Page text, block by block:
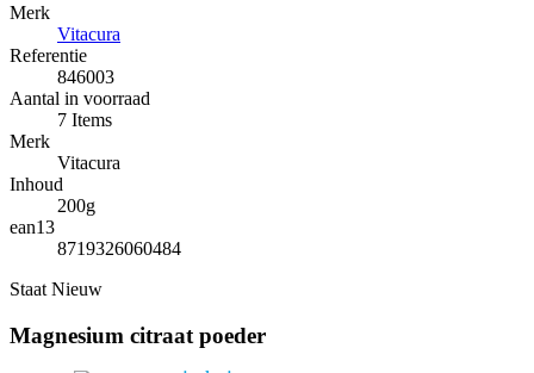
Merk
Vitacura
Referentie
846003
Aantal in voorraad
7 Items
Merk
Vitacura
Inhoud
200g
ean13
8719326060484
Staat Nieuw
Magnesium citraat poeder